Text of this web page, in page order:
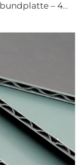
Holzoberflächen ACP-Verbundplatte – 4mm x 1220mm x 2440mm